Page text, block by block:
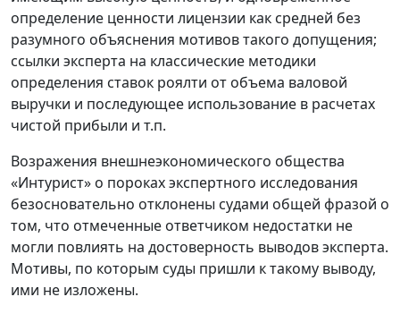
определение ценности лицензии как средней без
разумного объяснения мотивов такого допущения;
ссылки эксперта на классические методики
определения ставок роялти от объема валовой
выручки и последующее использование в расчетах
чистой прибыли и т.п.
Возражения внешнеэкономического общества
«Интурист» о пороках экспертного исследования
безосновательно отклонены судами общей фразой о
том, что отмеченные ответчиком недостатки не
могли повлиять на достоверность выводов эксперта.
Мотивы, по которым суды пришли к такому выводу,
ими не изложены.